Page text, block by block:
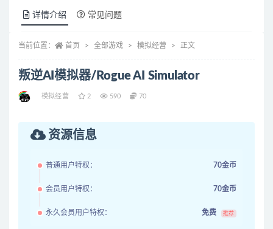
详情介绍 常见问题
当前位置： 首页 全部游戏 模拟经营 正文
叛逆AI模拟器/Rogue AI Simulator
模拟经营 2 590 70
资源信息
普通用户特权： 70金币
会员用户特权： 70金币
永久会员用户特权： 免费 推荐